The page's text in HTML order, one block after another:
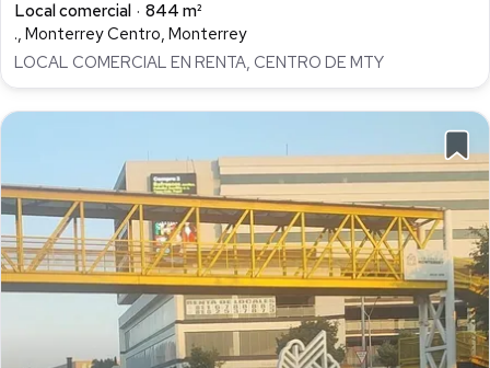
Local comercial
844 m²
., Monterrey Centro, Monterrey
LOCAL COMERCIAL EN RENTA, CENTRO DE MTY